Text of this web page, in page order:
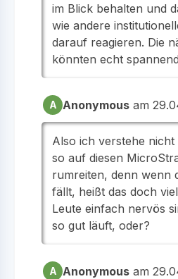
im Blick behalten und
wie andere
darauf reagieren. Die
könnten echt
A Anonymous am
Also ich verstehe nicht
so auf diesen
rumreiten, denn wenn
fällt, heißt das doch
Leute einfach nervös
so gut läuft, oder?
A Anonymous am